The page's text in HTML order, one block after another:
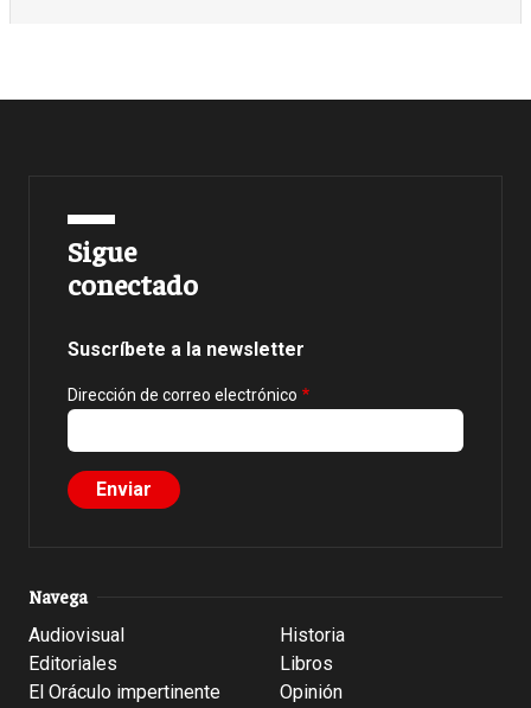
Sigue
conectado
Suscríbete a la newsletter
Dirección de correo electrónico
Navega
Audiovisual
Editoriales
El Oráculo impertinente
Historia
Libros
Opinión